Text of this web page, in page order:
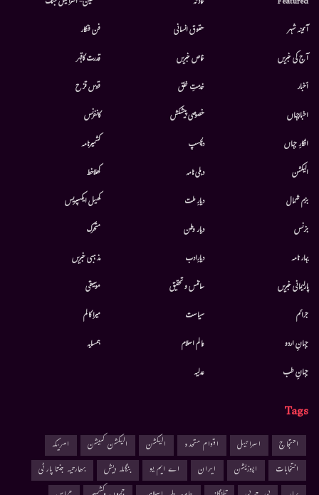
آئینہ شہر
آج کی خبریں
أخبار
اخبارجہاں
افکارِ جہاں
الیکشن
بزم شمال
بزنس
بہار نامہ
پارلیمانی خبریں
جرائم
جہانِ اردو
جہانِ طب
حقوق انسانی
خاص خبریں
خدمتِ خلق
خصوصی پیشکش
دلچسپ
دہلی نامہ
دیارِ ملت
دیار وطن
دیارِادب
سائنس و تحقیق
سیاست
عالم اسلام
عدلیہ
فن فنکار
قدرت کاقہر
قوس قزح
کانفرنس
کشمیرنامہ
کھلاخط
کھیل ایکسپریس
متحرك
مذہبی خبریں
موسيقى
میرا کالم
ہمسایہ
Tags
احتجاج اسرائیل اقوام متحدہ الیکشن الیکشن کمیشن
امریکہ
انتخابات
اپوزیشن ایران اے ایم یو بنگلہ دیش
بھارتیہ جنتا پارٹی